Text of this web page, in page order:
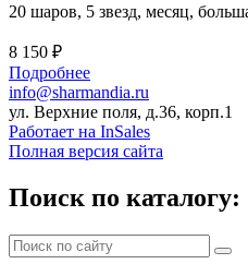
20 шаров, 5 звезд, месяц,
8 150 ₽
Подробнее
info@sharmandia.ru
ул. Верхние поля, д.36, корп.1
Работает на InSales
Полная версия сайта
Поиск по каталогу: